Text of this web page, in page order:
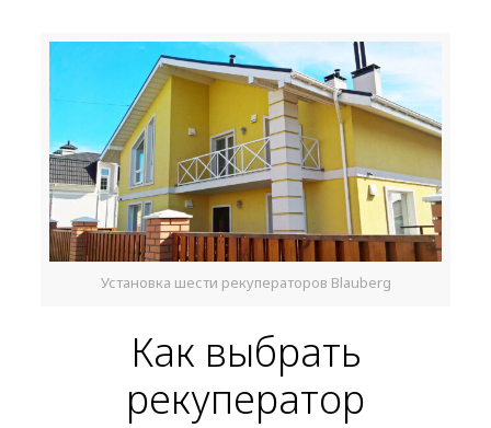
Установка шести рекуператоров Blauberg
Как выбрать
рекуператор